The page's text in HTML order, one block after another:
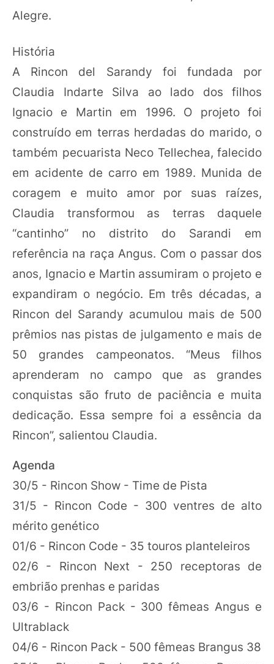
Alegre.
História
A Rincon del Sarandy foi fundada por
Claudia Indarte Silva ao lado dos filhos
Ignacio e Martin em 1996. O projeto foi
construído em terras herdadas do marido, o
também pecuarista Neco Tellechea, falecido
em acidente de carro em 1989. Munida de
coragem e muito amor por suas raízes,
Claudia transformou as terras daquele
“cantinho” no distrito do Sarandi em
referência na raça Angus. Com o passar dos
anos, Ignacio e Martin assumiram o projeto e
expandiram o negócio. Em três décadas, a
Rincon del Sarandy acumulou mais de 500
prêmios nas pistas de julgamento e mais de
50 grandes campeonatos. “Meus filhos
aprenderam no campo que as grandes
conquistas são fruto de paciência e muita
dedicação. Essa sempre foi a essência da
Rincon”, salientou Claudia.
Agenda
30/5 - Rincon Show - Time de Pista
31/5 - Rincon Code - 300 ventres de alto
mérito genético
01/6 - Rincon Code - 35 touros planteleiros
02/6 - Rincon Next - 250 receptoras de
embrião prenhas e paridas
03/6 - Rincon Pack - 300 fêmeas Angus e
Ultrablack
04/6 - Rincon Pack - 500 fêmeas Brangus 38